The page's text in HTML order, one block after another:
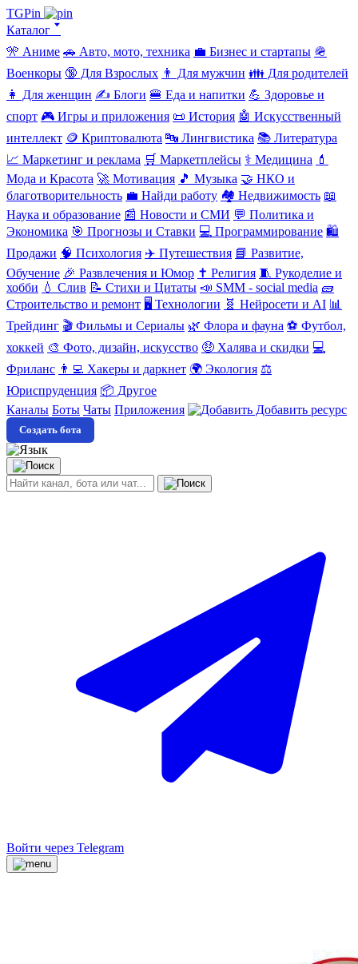
TGPin
Каталог 🢓
🎌 Аниме 🚗 Авто, мото, техника 💼 Бизнес и стартапы 🪖
Военкоры 🔞 Для Взрослых 👨 Для мужчин 👪 Для родителей
👩 Для женщин ✍️ Блоги 🍔 Еда и напитки 💪 Здоровье и
спорт 🎮 Игры и приложения 📜 История 🤖 Искусственный
интеллект 🪙 Криптовалюта 🔤 Лингвистика 📚 Литература
📈 Маркетинг и реклама 🛒 Маркетплейсы ⚕️ Медицина 💄
Мода и Красота 🚀 Мотивация 🎵 Музыка 🤝 НКО и
благотворительность 💼 Найди работу 🏘️ Недвижимость 📖
Наука и образование 📰 Новости и СМИ 💬 Политика и
Экономика 🎯 Прогнозы и Ставки 💻 Программирование 🛍️
Продажи 🧠 Психология ✈️ Путешествия 📘 Развитие,
Обучение 🎉 Развлечения и Юмор ✝️ Религия 🧵 Рукоделие и
хобби 💧 Слив 📝 Стихи и Цитаты 📣 SMM - social media 🧱
Строительство и ремонт 🖥️ Технологии 🧬 Нейросети и AI 📊
Трейдинг 🎬 Фильмы и Сериалы 🌿 Флора и фауна ⚽ Футбол,
хоккей 🎨 Фото, дизайн, искусство 🤑 Халява и скидки 💻
Фриланс 👨‍💻 Хакеры и даркнет 🌍 Экология ⚖️
Юриспруденция 📦 Другое
Каналы Боты Чаты Приложения Добавить ресурс
Создать бота
Войти через Telegram